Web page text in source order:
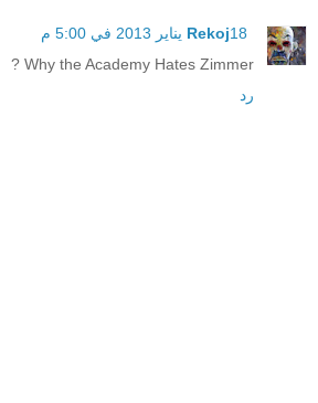
Rekoj18 يناير 2013 في 5:00 م
Why the Academy Hates Zimmer ?
رد